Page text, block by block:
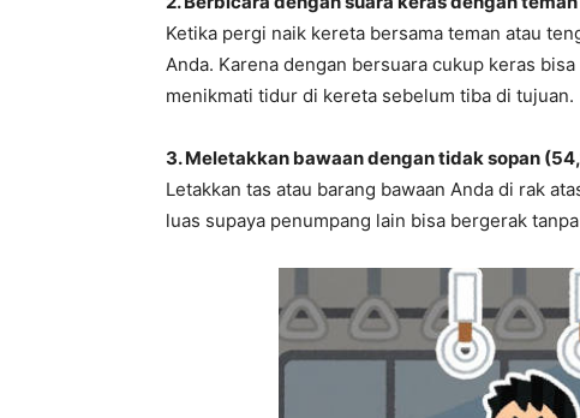
Ketika pergi naik kereta bersama teman atau
Anda. Karena dengan bersuara cukup keras
menikmati tidur di kereta sebelum tiba di tujuan.
3. Meletakkan bawaan dengan tidak sopan
Letakkan tas atau barang bawaan Anda di rak
luas supaya penumpang lain bisa bergerak